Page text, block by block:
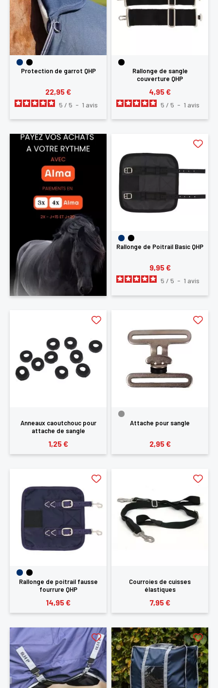
Protection de garrot QHP
22,95 €
5 / 5 - 1 avis
Rallonge de sangle
couverture QHP
4,95 €
5 / 5 - 1 avis
Rallonge de Poitrail Basic QHP
9,95 €
5 / 5 - 1 avis
Anneaux caoutchouc pour
attache de sangle
1,25 €
Attache pour sangle
2,95 €
Rallonge de poitrail fausse
fourrure QHP
14,95 €
Courroies de cuisses
élastiques
7,95 €